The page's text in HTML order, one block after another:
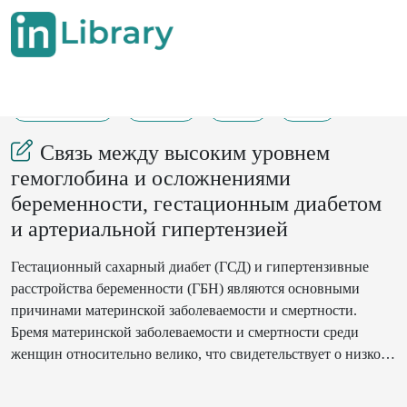
Связь между высоким уровнем
гемоглобина и осложнениями
беременности, гестационным диабетом
и артериальной гипертензией
Гестационный сахарный диабет (ГСД) и гипертензивные
расстройства беременности (ГБН) являются основными
причинами материнской заболеваемости и смертности.
Бремя материнской заболеваемости и смертности среди
женщин относительно велико, что свидетельствует о низком